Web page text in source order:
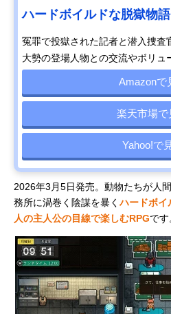
ハードボイルドな脱獄物語
冤罪で投獄された記者と潜入捜査
大勢の登場人物との交流やボリュ
Amazonで
楽天市場で
Yahoo!で
2026年3月5日発売。動物たちが人
務所に渦巻く陰謀を暴くハードボイ
人の主人公の目線で楽しむRPGです